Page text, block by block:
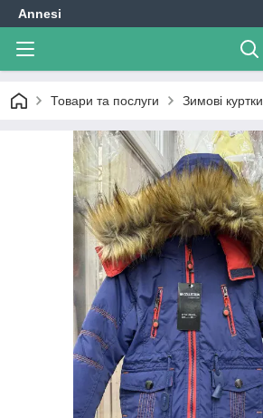
Annesi
Товари та послуги Зимові куртки